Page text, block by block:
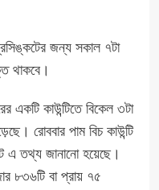
জন্য সকাল ৭টা
থাকবে।
একটি কাউন্টিতে বিকেল ৩টা
রোববার পাম বিচ কাউন্টি
এ তথ্য জানানো হয়েছে।
৮৩৬টি বা প্রায় ৭৫